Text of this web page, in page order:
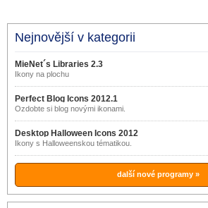
Nejnovější v kategorii
MieNet´s Libraries 2.3
Ikony na plochu
Perfect Blog Icons 2012.1
Ozdobte si blog novými ikonami.
Desktop Halloween Icons 2012
Ikony s Halloweenskou tématikou.
další nové programy »